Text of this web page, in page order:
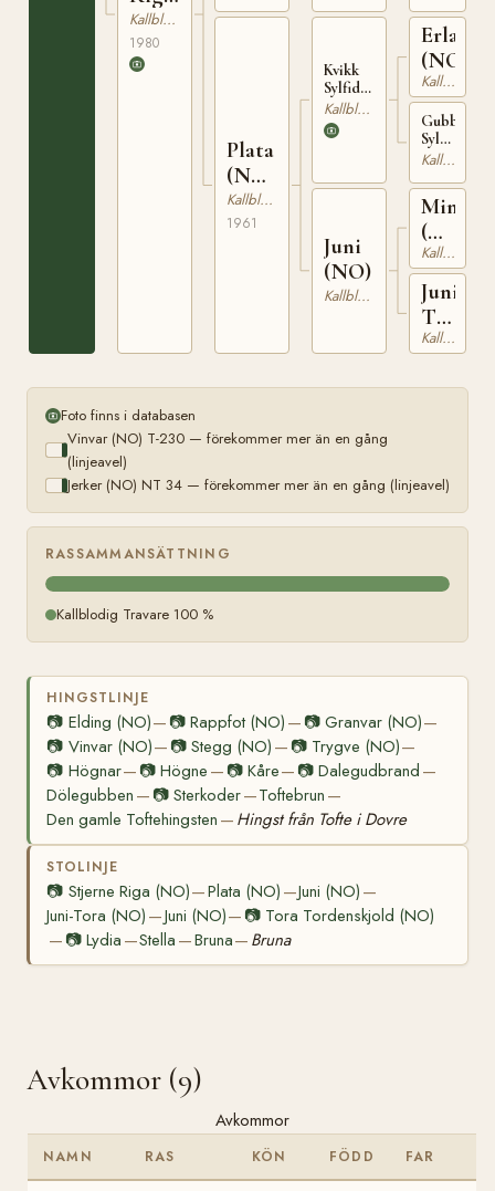
(NO)
Kallblodig Travare
1980
Plata
(NO)
T-
22405
Kallblodig Travare
1961
Kvikk
Sylfiden
(NO)
NT 45
Kallblodig Travare
Juni
(NO)
Kallblodig Travare
1730
(NO)
Kallblodig Travare
Gubben
Sylfiden
(NO)
254
Kallblodig Travare
Mindin
(NO)
T-
226
Kallblodig Travare
Juni-
Tora
(NO)
Kallblodig Travare
Foto finns i databasen
Vinvar (NO) T-230 — förekommer mer än en gång
(linjeavel)
Jerker (NO) NT 34 — förekommer mer än en gång (linjeavel)
RASSAMMANSÄTTNING
Kallblodig Travare 100 %
HINGSTLINJE
📷 Elding (NO)— 📷Rappfot (NO) — 📷 Granvar (NO)—
📷 Vinvar (NO)— 📷Stegg (NO) — 📷 Trygve (NO)—
📷 Högnar— 📷Högne — 📷 Kåre— 📷 Dalegudbrand —
Dölegubben — 📷Sterkoder—Toftebrun —
Den gamle Toftehingsten — Hingst från Tofte i Dovre
STOLINJE
📷 Stjerne Riga (NO)—Plata (NO) —Juni (NO) —
Juni-Tora (NO) —Juni (NO)— 📷 Tora Tordenskjold (NO)
— 📷Lydia —Stella —Bruna— Bruna
Avkommor (9)
Avkommor
NAMN RAS KÖN FÖDD FAR